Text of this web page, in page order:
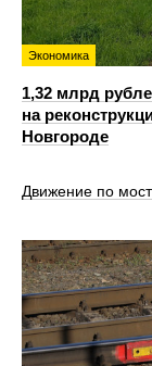
Экономика
1,32 млрд
на
Новгороде
Движение по